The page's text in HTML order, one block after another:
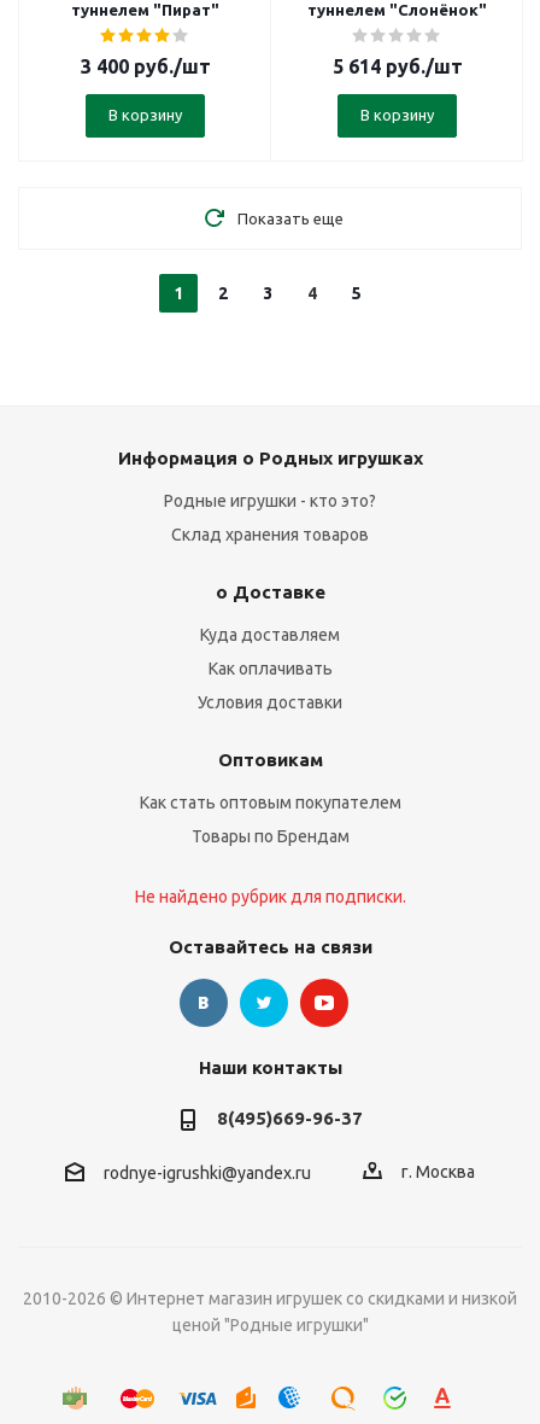
туннелем "Пират"
3 400руб./шт
В корзину
туннелем "Слонёнок"
5 614руб./шт
В корзину
Показать еще
1 2 3 4 5
Информация о Родных игрушках
Родные игрушки - кто это?
Склад хранения товаров
о Доставке
Куда доставляем
Как оплачивать
Условия доставки
Оптовикам
Как стать оптовым покупателем
Товары по Брендам
Не найдено рубрик для подписки.
Оставайтесь на связи
Наши контакты
8(495)669-96-37
rodnye-igrushki@yandex.ru г. Москва
2010-2026 © Интернет магазин игрушек со скидками и низкой
ценой "Родные игрушки"